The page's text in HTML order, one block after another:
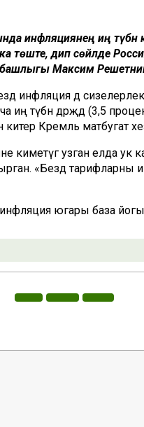
инфляциянең иң түбән
төште, дип сөйләде
Максим
инфляция дә
түбән дәрәҗәдә (3,5
Кремль матбугат
киметүгә узган елда ук
«Бездә тарифларны
инфляция югары база